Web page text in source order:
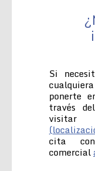
Si
ponerte
través
visitar
cita con
comercial